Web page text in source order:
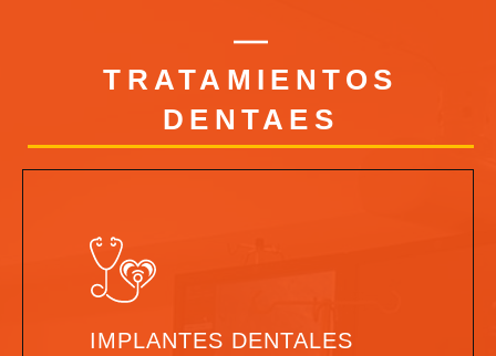
TRATAMIENTOS
DENTAES
IMPLANTES DENTALES